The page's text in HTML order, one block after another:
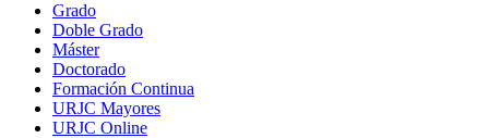
Grado
Doble Grado
Máster
Doctorado
Formación Continua
URJC Mayores
URJC Online